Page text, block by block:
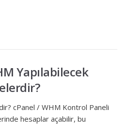
Yapılabilecek
cPanel / WHM Kontrol Paneli
hesaplar açabilir, bu